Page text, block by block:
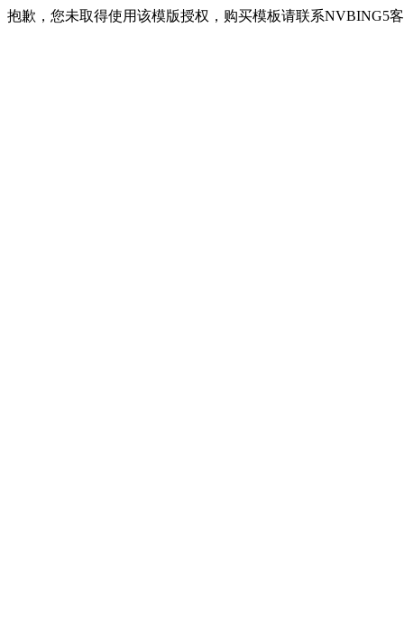
抱歉，您未取得使用该模版授权，购买模板请联系NVBING5客